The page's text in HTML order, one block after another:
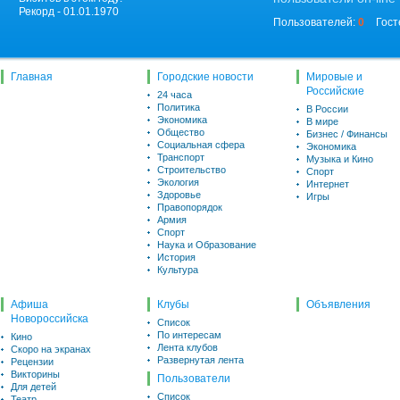
Рекорд - 01.01.1970
Пользователей: 0
Главная Городские новости
24 часа
Политика
Экономика
Общество
Социальная сфера
Транспорт
Строительство
Экология
Здоровье
Правопорядок
Армия
Спорт
Наука и Образование
История
Культура
Мировые и
Российские
В России
В мире
Бизнес / Финансы
Экономика
Музыка и Кино
Спорт
Интернет
Игры
Афиша
Новороссийска
Кино
Скоро на экранах
Рецензии
Викторины
Для детей
Клубы
Список
По интересам
Лента клубов
Развернутая лента
Пользователи
Список
Объявления